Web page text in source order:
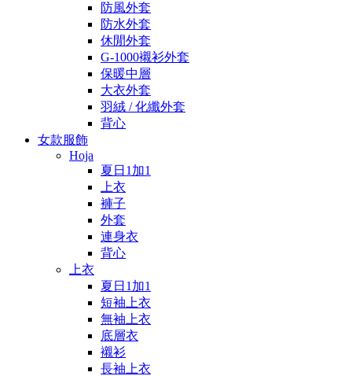
防風外套
防水外套
休閒外套
G-1000襯衫外套
保暖中層
大衣外套
羽絨 / 化纖外套
背心
女款服飾
Hoja
夏日1加1
上衣
褲子
外套
連身衣
背心
上衣
夏日1加1
短袖上衣
無袖上衣
底層衣
襯衫
長袖上衣